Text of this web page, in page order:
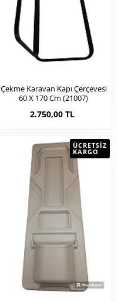
Çekme Karavan Kapı Çerçevesi
60 X 170 Cm (21007)
2.750,00 TL
ÜCRETSIZ
KARGO